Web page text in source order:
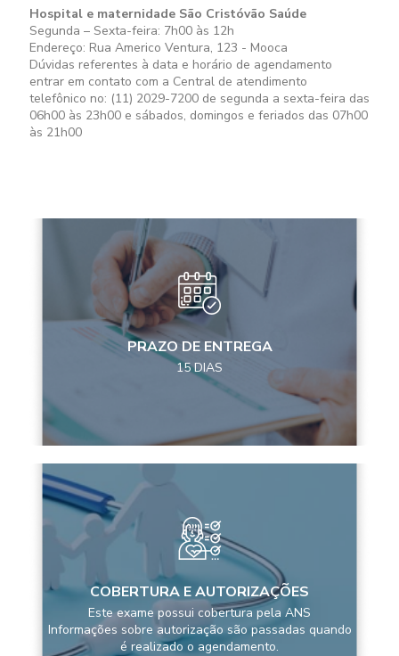
Hospital e maternidade São Cristóvão Saúde
Segunda – Sexta-feira: 7h00 às 12h
Endereço: Rua Americo Ventura, 123 - Mooca
Dúvidas referentes à data e horário de agendamento
entrar em contato com a Central de atendimento
telefônico no: (11) 2029-7200 de segunda a sexta-feira das
06h00 às 23h00 e sábados, domingos e feriados das 07h00
às 21h00
PRAZO DE ENTREGA
15 DIAS
COBERTURA E AUTORIZAÇÕES
Este exame possui cobertura pela ANS
Informações sobre autorização são passadas quando
é realizado o agendamento.